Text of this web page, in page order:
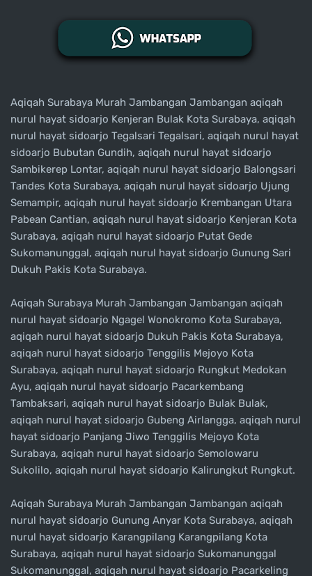
Aqiqah Surabaya Murah Jambangan Jambangan aqiqah
nurul hayat sidoarjo Kenjeran Bulak Kota Surabaya, aqiqah
nurul hayat sidoarjo Tegalsari Tegalsari, aqiqah nurul hayat
sidoarjo Bubutan Gundih, aqiqah nurul hayat sidoarjo
Sambikerep Lontar, aqiqah nurul hayat sidoarjo Balongsari
Tandes Kota Surabaya, aqiqah nurul hayat sidoarjo Ujung
Semampir, aqiqah nurul hayat sidoarjo Krembangan Utara
Pabean Cantian, aqiqah nurul hayat sidoarjo Kenjeran Kota
Surabaya, aqiqah nurul hayat sidoarjo Putat Gede
Sukomanunggal, aqiqah nurul hayat sidoarjo Gunung Sari
Dukuh Pakis Kota Surabaya.
Aqiqah Surabaya Murah Jambangan Jambangan aqiqah
nurul hayat sidoarjo Ngagel Wonokromo Kota Surabaya,
aqiqah nurul hayat sidoarjo Dukuh Pakis Kota Surabaya,
aqiqah nurul hayat sidoarjo Tenggilis Mejoyo Kota
Surabaya, aqiqah nurul hayat sidoarjo Rungkut Medokan
Ayu, aqiqah nurul hayat sidoarjo Pacarkembang
Tambaksari, aqiqah nurul hayat sidoarjo Bulak Bulak,
aqiqah nurul hayat sidoarjo Gubeng Airlangga, aqiqah nurul
hayat sidoarjo Panjang Jiwo Tenggilis Mejoyo Kota
Surabaya, aqiqah nurul hayat sidoarjo Semolowaru
Sukolilo, aqiqah nurul hayat sidoarjo Kalirungkut Rungkut.
Aqiqah Surabaya Murah Jambangan Jambangan aqiqah
nurul hayat sidoarjo Gunung Anyar Kota Surabaya, aqiqah
nurul hayat sidoarjo Karangpilang Karangpilang Kota
Surabaya, aqiqah nurul hayat sidoarjo Sukomanunggal
Sukomanunggal, aqiqah nurul hayat sidoarjo Pacarkeling